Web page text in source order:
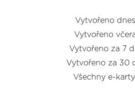
Vytvořeno
Vytvořeno
Vytvořeno za 7
Vytvořeno za 30
Všechny e-